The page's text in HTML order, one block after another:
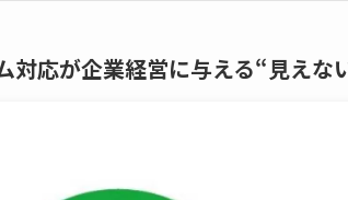
対応が企業経営に与える“見えな